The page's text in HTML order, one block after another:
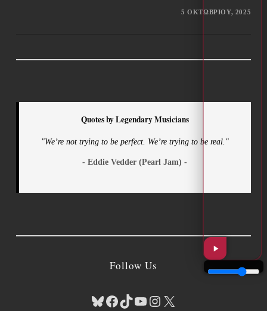
5 ΟΚΤΩΒΡΊΟΥ, 2025
Quotes by Legendary Musicians
"We’re not trying to be perfect. We’re trying to be real."
- Eddie Vedder (Pearl Jam) -
Follow Us